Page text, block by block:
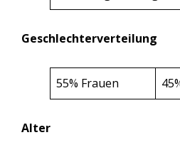
Geschlechterverteilung
55% Frauen
Alter